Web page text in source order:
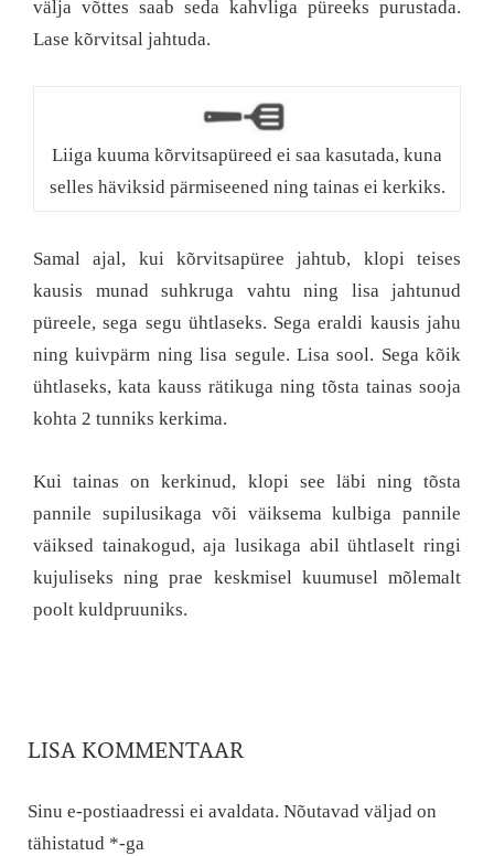
välja võttes saab seda kahvliga püreeks purustada.
Lase kõrvitsal jahtuda.
Liiga kuuma kõrvitsapüreed ei saa kasutada, kuna
selles häviksid pärmiseened ning tainas ei kerkiks.
Samal ajal, kui kõrvitsapüree jahtub, klopi teises
kausis munad suhkruga vahtu ning lisa jahtunud
püreele, sega segu ühtlaseks. Sega eraldi kausis jahu
ning kuivpärm ning lisa segule. Lisa sool. Sega kõik
ühtlaseks, kata kauss rätikuga ning tõsta tainas sooja
kohta 2 tunniks kerkima.
Kui tainas on kerkinud, klopi see läbi ning tõsta
pannile supilusikaga või väiksema kulbiga pannile
väiksed tainakogud, aja lusikaga abil ühtlaselt ringi
kujuliseks ning prae keskmisel kuumusel mõlemalt
poolt kuldpruuniks.
LISA KOMMENTAAR
Sinu e-postiaadressi ei avaldata. Nõutavad väljad on
tähistatud *-ga